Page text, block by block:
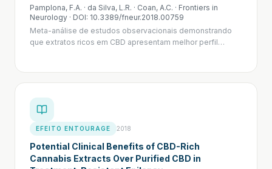
Pamplona, F.A. · da Silva, L.R. · Coan, A.C. · Frontiers in
Neurology · DOI: 10.3389/fneur.2018.00759
Meta-análise de estudos observacionais demonstrando
que extratos ricos em CBD apresentam melhor perfil
EFEITO ENTOURAGE 2018
Potential Clinical Benefits of CBD-Rich
Cannabis Extracts Over Purified CBD in